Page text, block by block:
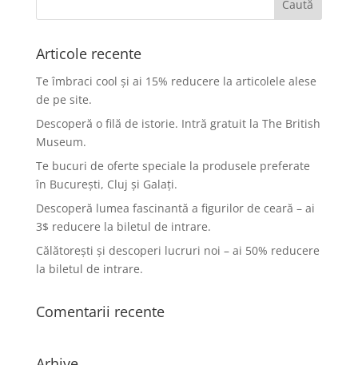
Articole recente
Te îmbraci cool și ai 15% reducere la articolele alese
de pe site.
Descoperă o filă de istorie. Intră gratuit la The British
Museum.
Te bucuri de oferte speciale la produsele preferate
în București, Cluj și Galați.
Descoperă lumea fascinantă a figurilor de ceară – ai
3$ reducere la biletul de intrare.
Călătorești și descoperi lucruri noi – ai 50% reducere
la biletul de intrare.
Comentarii recente